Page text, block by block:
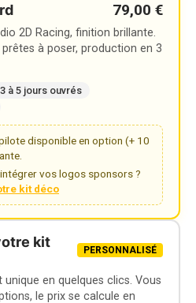
79,00 €
2D Racing, finition brillante.
à poser, production en 3
3 à 5 jours ouvrés
disponible en option (+ 10
vos logos sponsors ?
kit déco
kit
PERSONNALISÉ
en quelques clics. Vous
le prix se calcule en